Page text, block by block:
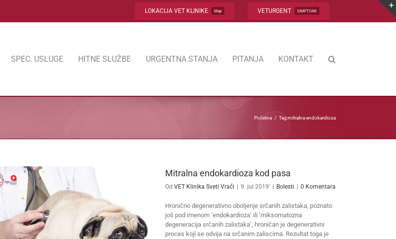
LOKACIJA VET KLINIKE Map VETURGENT SIMPTOMI
SPEC. USLUGE HITNE SLUŽBE URGENTNA STANJA PITANJA KONTAKT
Početna Tag:mitralna endokardioza
Mitralna endokardioza kod pasa
Od VET Klinika Sveti Vrači 9. jul 2019' Bolesti 0 Komentara
Hronično degenerativno oboljenje srčanih zalistaka, poznato
još pod imenom ‘endokardioza’ ili ‘miksomatozna
degeneracija srčanih zalistaka’, hroničan je degenerativni
proces koji se odvija na srčanim zaliscima. Rezultat toga je